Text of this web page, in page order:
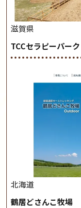
滋賀県
TCCセラピーパーク
北海道
鶴居どさんこ牧場